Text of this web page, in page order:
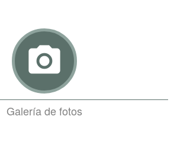
photo_camera
Galería de fotos